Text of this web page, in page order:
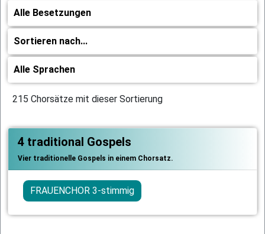
215 Chorsätze mit dieser Sortierung
4 traditional Gospels
Vier traditionelle Gospels in einem Chorsatz.
FRAUENCHOR 3-stimmig